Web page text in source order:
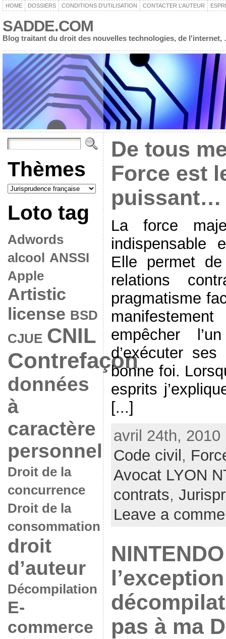
HOME DOSSIERS CONDITIONS D’UTILISATION CONTACTER L’AUTEUR
SADDE.COM
Blog traitant du droit des nouvelles technologies, de l'internet,
Thèmes
Loto tag
Adwords
alcool
ANSSI
Apple
Artistic
license BSD
CJUE CNIL
Contrefaçon
données
à
caractère
personnel
Droit de la
concurrence
Droit de la
consommation
droit
d’auteur
Décompilation
E-
commerce
De tous
Force est
puissant…
La force
indispensable
Elle permet
relations
pragmatisme
empêcher
d’exécuter
bonne foi.
esprits
[...]
avril 24th,
Code civil,
Avocat LYON
contrats,
Leave a
pas à ma